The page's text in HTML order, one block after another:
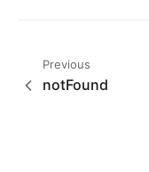
Previous
notFound